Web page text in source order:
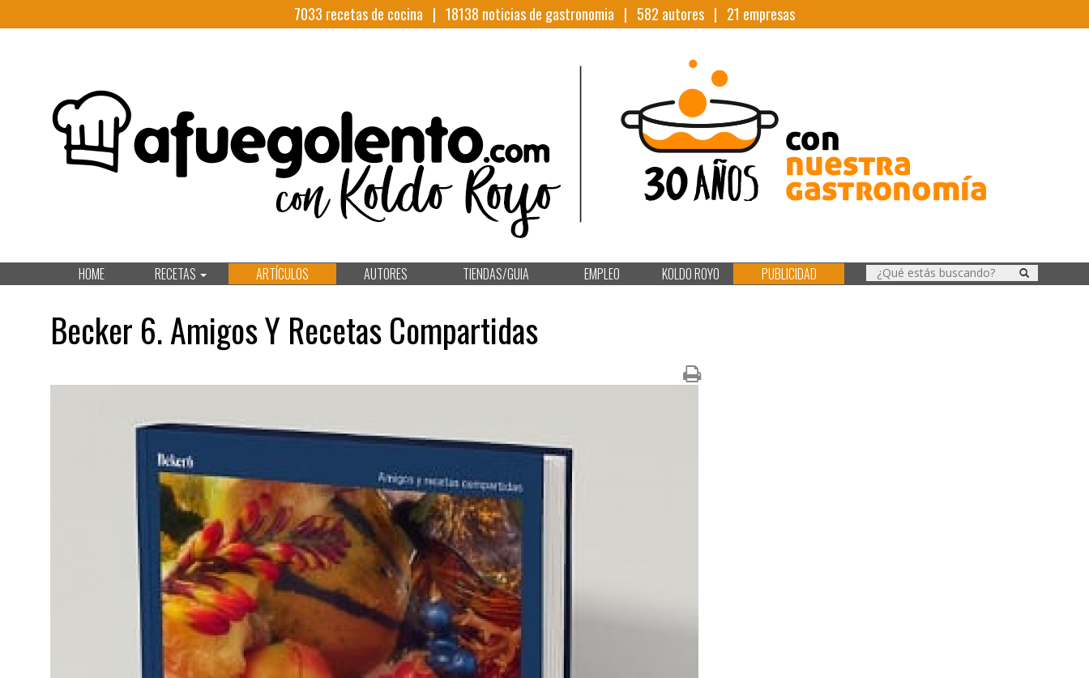
7033 recetas de cocina | 18138 noticias de gastronomia | 582 autores | 21 empresas
HOME RECETAS ARTÍCULOS AUTORES TIENDAS/GUIA EMPLEO KOLDO ROYO PUBLICIDAD
Becker 6. Amigos Y Recetas Compartidas